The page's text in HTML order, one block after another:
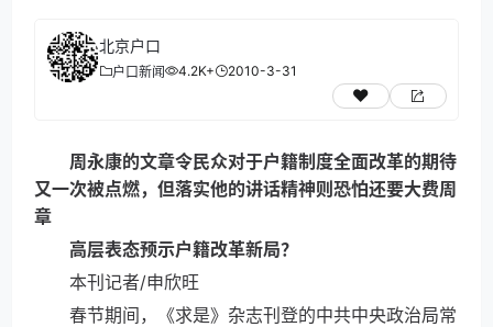
北京户口
户口新闻 4.2K+ 2010-3-31
周永康的文章令民众对于户籍制度全面改革的期待
又一次被点燃，但落实他的讲话精神则恐怕还要大费周
章
高层表态预示户籍改革新局？
本刊记者/申欣旺
春节期间，《求是》杂志刊登的中共中央政治局常